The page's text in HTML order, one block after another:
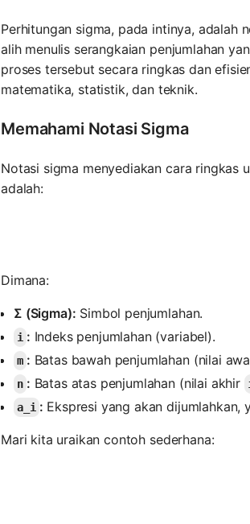
Perhitungan sigma, pada intinya, adalah
alih menulis serangkaian penjumlahan
proses tersebut secara ringkas dan
matematika, statistik, dan teknik.
Memahami Notasi Sigma
Notasi sigma menyediakan cara ringkas
adalah:
Dimana:
Σ (Sigma): Simbol penjumlahan.
i : Indeks penjumlahan (variabel).
m : Batas bawah penjumlahan (nilai
n : Batas atas penjumlahan (nilai akhir
a_i : Ekspresi yang akan dijumlahkan,
Mari kita uraikan contoh sederhana: